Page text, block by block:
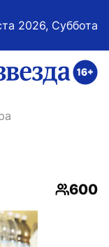
2026, Суббота
600